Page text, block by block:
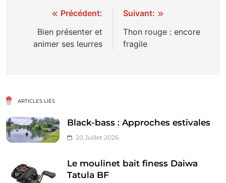
Navigation
l’article
Précédent:
Bien présenter et
animer ses leurres
Suivant:
Thon rouge : encore
fragile
ARTICLES LIÉS
Black-bass : Approches estivales
20 Juillet 2026
Le moulinet bait finess Daiwa
Tatula BF